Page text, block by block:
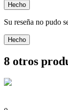
Hecho
Su reseña no pudo
Hecho
8 otros